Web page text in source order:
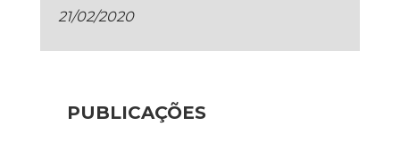
21/02/2020
PUBLICAÇÕES